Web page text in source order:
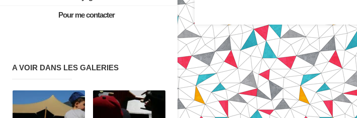
Pour me contacter
A VOIR DANS LES GALERIES